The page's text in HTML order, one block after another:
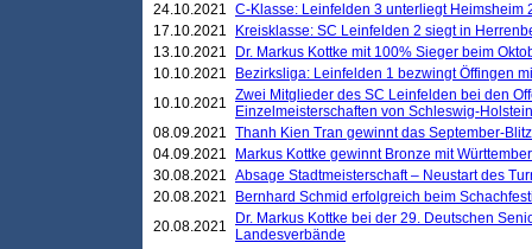
24.10.2021 C-Klasse: Leinfelden 3 unterliegt Heimsheim
17.10.2021
Kreisklasse: SC Leinfelden 2 siegt in
13.10.2021
Dr. Markus Kottke mit 100% Sieger beim
10.10.2021
Bezirksliga: Leinfelden 1 bezwingt Öffingen
10.10.2021 Zwei Mitglieder des SC Leinfelden bei den
Einzelmeisterschaften von Schleswig-
08.09.2021 Thanh Kien Tran gewinnt das September-
04.09.2021
Markus Kottke gewinnt Bronze mit
30.08.2021 Absage Stadtmeisterschaft – Neustart des
20.08.2021
Bernhard Schmid erfolgreich beim
20.08.2021
Dr. Markus Kottke bei der 29. Deutschen
Landesverbände